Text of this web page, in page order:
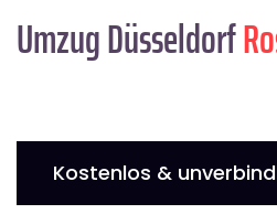
Umzug Düsseldorf
Kostenlos &